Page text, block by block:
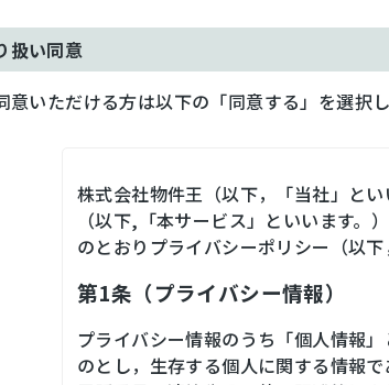
扱い同意
いただける方は以下の「同意する」を選択し
株式会社物件王（以下，「当社」と
（以下,「本サービス」といいます
のとおりプライバシーポリシー（以
第1条（プライバシー情報）
プライバシー情報のうち「個人情報
のとし，生存する個人に関する情報